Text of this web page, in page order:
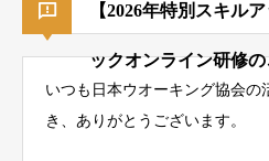
【2026年特別スキル
ックオンライン研修
いつも日本ウオーキング協会の
き、ありがとうございます。